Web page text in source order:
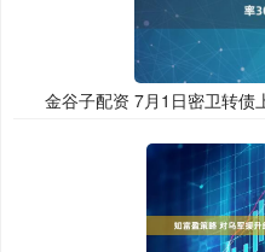
金谷子配资 7月1日密卫转债